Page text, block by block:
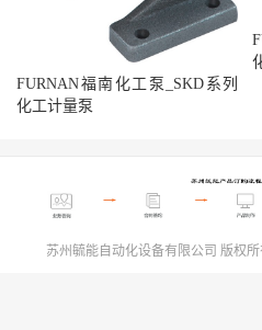
FURNAN福南化工泵_SKD系列
化工计量泵
苏州毓能自动化设备有限公司 版权